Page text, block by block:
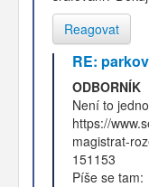
Reagovat
RE:
ODBORNÍK
Není to
https://
magistrat-
151153
Píše se tam: